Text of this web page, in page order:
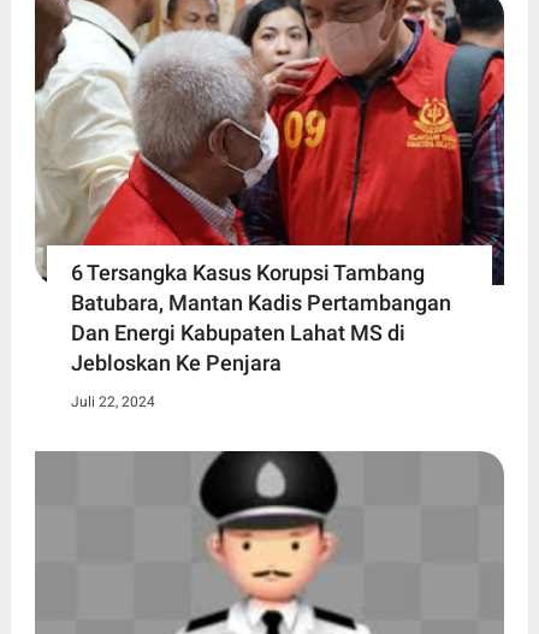
6 Tersangka Kasus Korupsi Tambang
Batubara, Mantan Kadis Pertambangan
Dan Energi Kabupaten Lahat MS di
Jebloskan Ke Penjara
Juli 22, 2024